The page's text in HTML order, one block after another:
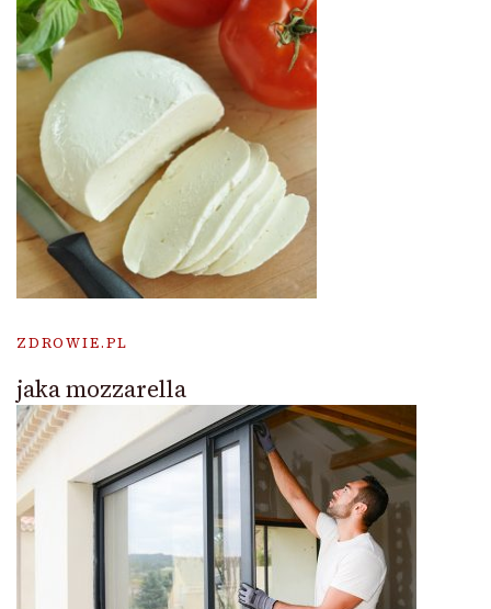
ZDROWIE.PL
jaka mozzarella